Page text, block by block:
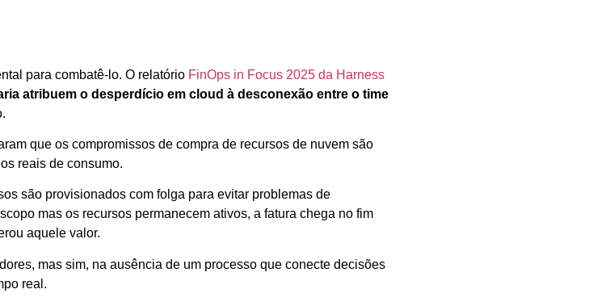
para combatê-lo. O relatório FinOps in Focus 2025 da Harness
atribuem o desperdício em cloud à desconexão entre o time
que os compromissos de compra de recursos de nuvem são
reais de consumo.
são provisionados com folga para evitar problemas de
mas os recursos permanecem ativos, a fatura chega no fim
aquele valor.
mas sim, na ausência de um processo que conecte decisões
real.